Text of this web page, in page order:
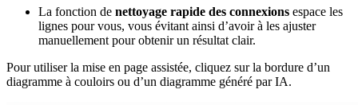
La fonction de nettoyage rapide des connexions espace les
lignes pour vous, vous évitant ainsi d’avoir à les ajuster
manuellement pour obtenir un résultat clair.
Pour utiliser la mise en page assistée, cliquez sur la bordure d’un
diagramme à couloirs ou d’un diagramme généré par IA.